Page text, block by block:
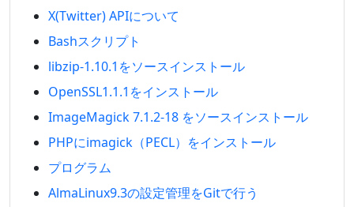
X(Twitter) APIについて
Bashスクリプト
libzip-1.10.1をソースインストール
OpenSSL1.1.1をインストール
ImageMagick 7.1.2-18 をソースインストール
PHPにimagick（PECL）をインストール
プログラム
AlmaLinux9.3の設定管理をGitで行う